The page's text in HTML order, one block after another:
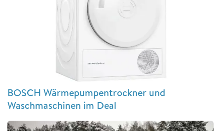
BOSCH Wärmepumpentrockner und
Waschmaschinen im Deal